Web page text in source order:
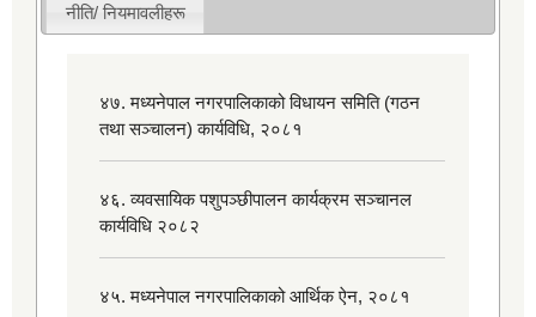
नीति/ नियमावलीहरू
४७. मध्यनेपाल नगरपालिकाको विधायन समिति (गठन
तथा सञ्चालन) कार्यविधि, २०८१
४६. व्यवसायिक पशुपञ्छीपालन कार्यक्रम सञ्चानल
कार्यविधि २०८२
४५. मध्यनेपाल नगरपालिकाको आर्थिक ऐन, २०८१